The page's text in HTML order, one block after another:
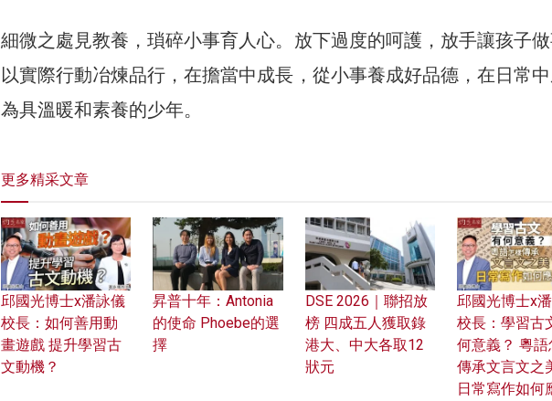
細微之處見教養，瑣碎小事育人心。放下過度的呵護，放手讓孩子做
以實際行動冶煉品行，在擔當中成長，從小事養成好品德，在日常
為具溫暖和素養的少年。
更多精采文章
邱國光博士x潘詠儀
校長：如何善用動
畫遊戲 提升學習古
文動機？
昇普十年：Antonia
的使命 Phoebe的選
擇
DSE 2026｜聯招放
榜 四成五人獲取錄
港大、中大各取12
狀元
邱國光博士x
校長：學習古
何意義？ 粵語
傳承文言文之
日常寫作如何